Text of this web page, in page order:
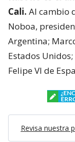
Cali. Al cambio
Noboa,
Argentina;
Estados
Felipe VI de
Revisa nuestra